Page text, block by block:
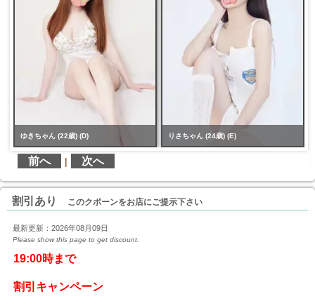
ゆきちゃん (22歳) (D) りさちゃん (24歳) (E)
前へ | 次へ
割引あり このクポーンをお店にご提示下さい
最新更新：2026年08月09日
Please show this page to get discount.
19:00時まで
割引キャンペーン